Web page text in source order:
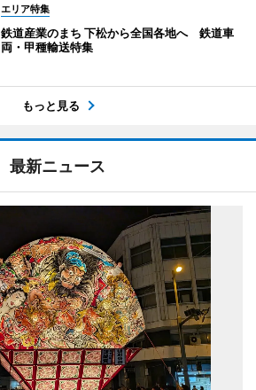
エリア特集
鉄道産業のまち 下松から全国各地へ 鉄道車
両・甲種輸送特集
もっと見る
最新ニュース